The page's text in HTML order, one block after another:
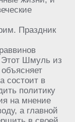
Праздник
Шмуль из
состоит в
политику
на мнение
а главной